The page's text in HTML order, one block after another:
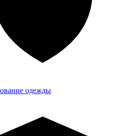
одежды